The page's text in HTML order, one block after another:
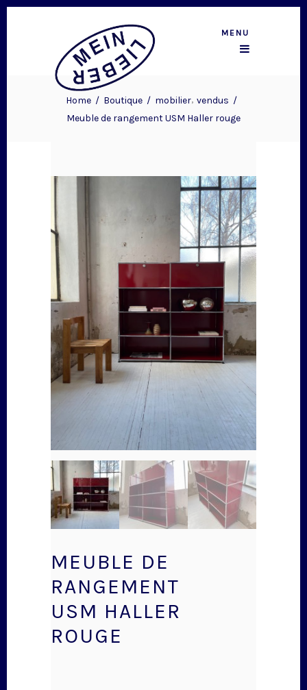
MENU
Home / Boutique / mobilier, vendus /
Meuble de rangement USM Haller rouge
MEUBLE DE
RANGEMENT
USM HALLER
ROUGE